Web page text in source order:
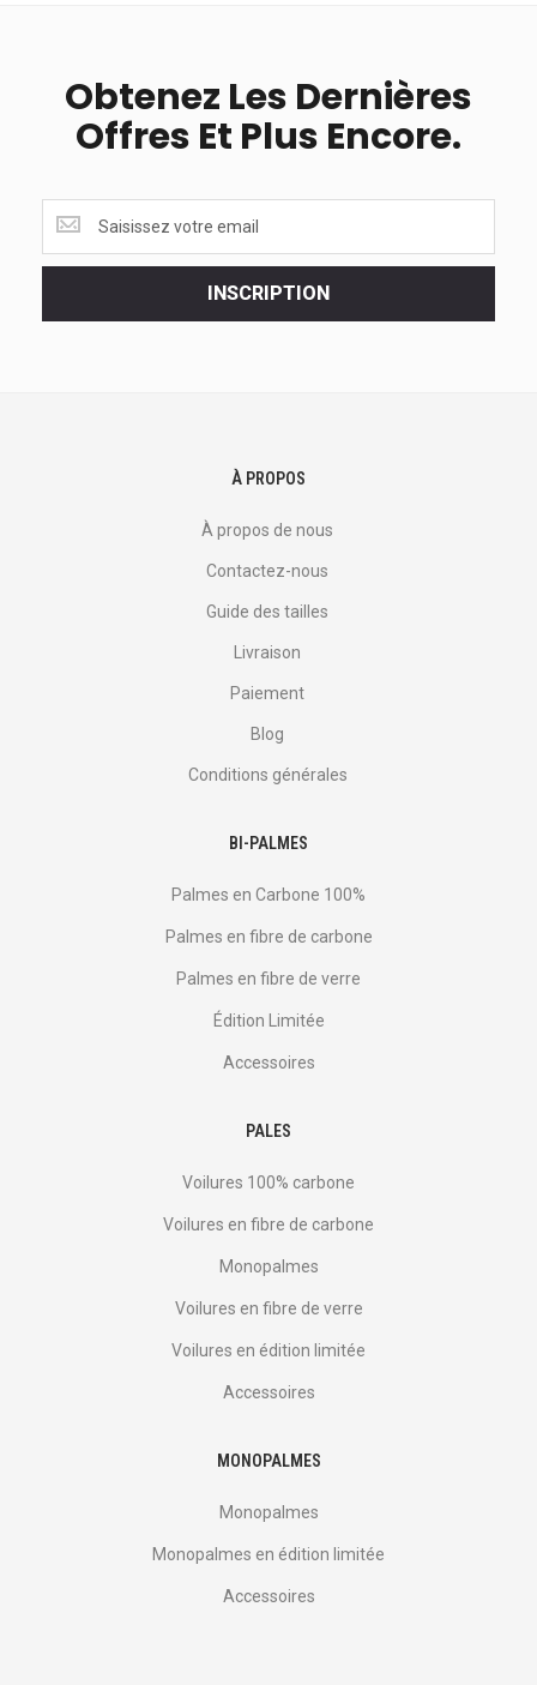
Obtenez Les Dernières
Offres Et Plus Encore.
les
dernières
INSCRIPTION
À PROPOS
À propos de nous
Contactez-nous
Guide des tailles
Livraison
Paiement
Blog
Conditions générales
BI-PALMES
Palmes en Carbone 100%
Palmes en fibre de carbone
Palmes en fibre de verre
Édition Limitée
Accessoires
PALES
Voilures 100% carbone
Voilures en fibre de carbone
Monopalmes
Voilures en fibre de verre
Voilures en édition limitée
Accessoires
MONOPALMES
Monopalmes
Monopalmes en édition limitée
Accessoires